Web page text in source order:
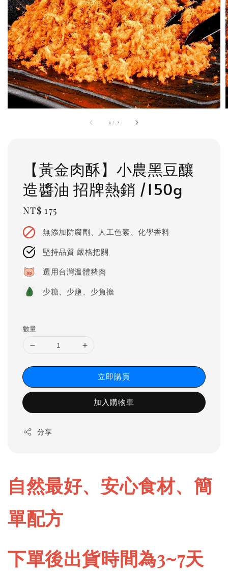
1 / 2
【黃金肉酥】小農黑豆釀
造醬油 招牌熱銷 /150g
Regular
price
NT$ 175
無添加防腐劑、人工色素、化學香料
堅持品質 嚴格把關
選用台灣溫體豬肉
少糖、少鹽、少負擔
數量
立即購買
加入購物車
分享
自然最好、安心食材、簡
單配方
下單後出貨時間為3~7天